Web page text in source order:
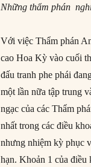
Những thẩm phán
Với việc Thẩm phán
cao Hoa Kỳ vào cuối
đấu tranh phe phái
một lần nữa tập trung
ngạc của các Thẩm
nhất trong các điều
nhưng nhiệm kỳ phục
hạn. Khoản 1 của điều